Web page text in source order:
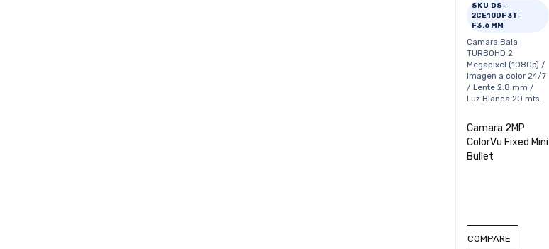
SKU DS-
2CE10DF3T-
F3.6MM
Camara Bala
TURBOHD 2
Megapixel (1080p) /
Imagen a color 24/7
/ Lente 2.8 mm /
Luz Blanca 20 mts…
Camara 2MP
ColorVu Fixed Mini
Bullet
COMPARE